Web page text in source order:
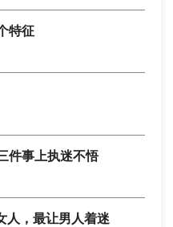
特征
件事上执迷不悟
人，最让男人着迷